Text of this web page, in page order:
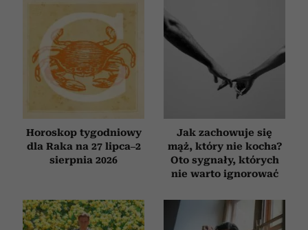
Horoskop tygodniowy
dla Raka na 27 lipca–2
sierpnia 2026
Jak zachowuje się
mąż, który nie kocha?
Oto sygnały, których
nie warto ignorować